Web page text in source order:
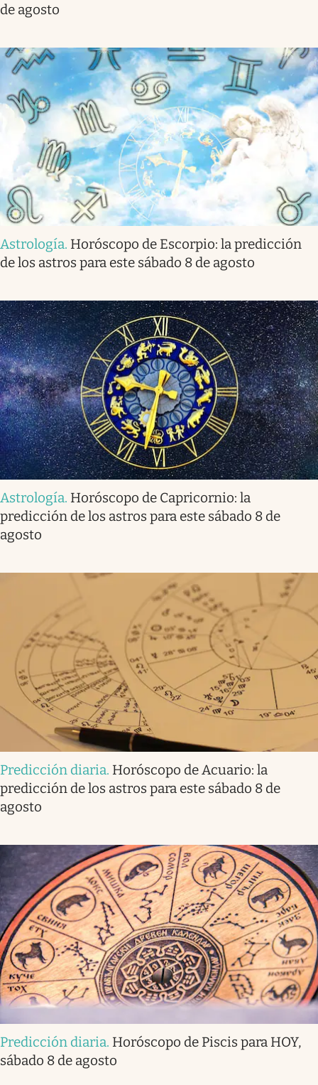
de agosto
Astrología. Horóscopo de Escorpio: la predicción
de los astros para este sábado 8 de agosto
Astrología. Horóscopo de Capricornio: la
predicción de los astros para este sábado 8 de
agosto
Predicción diaria. Horóscopo de Acuario: la
predicción de los astros para este sábado 8 de
agosto
Predicción diaria. Horóscopo de Piscis para HOY,
sábado 8 de agosto